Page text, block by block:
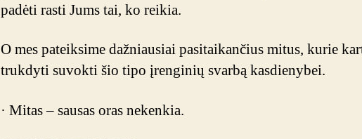
padėti rasti Jums tai, ko reikia.
O mes pateiksime dažniausiai pasitaikančius mitus, kurie
trukdyti suvokti šio tipo įrenginių svarbą kasdienybei.
· Mitas – sausas oras nekenkia.